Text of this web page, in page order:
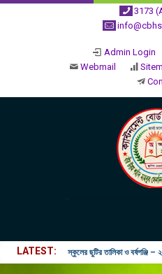
3173
Admin Login
Webmail
LATEST ২০২৬ শিক্ষাবর্ষে ভর্তি পুন: